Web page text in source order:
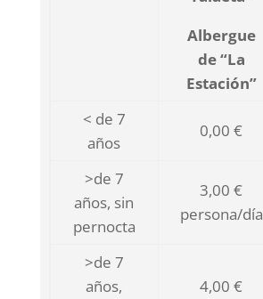
Albergue
de “La
Estación”
< de 7
años
0,00 €
>de 7
años, sin
pernocta
3,00 €
persona/día
>de 7
años,
4,00 €